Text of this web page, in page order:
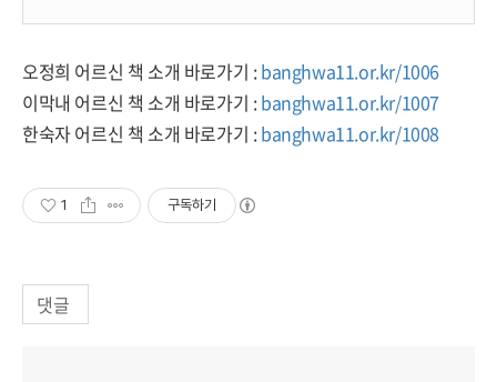
오정희 어르신 책 소개 바로가기 :banghwa11.or.kr/1006
이막내 어르신 책 소개 바로가기 :banghwa11.or.kr/1007
한숙자 어르신 책 소개 바로가기 :banghwa11.or.kr/1008
1 구독하기
댓글